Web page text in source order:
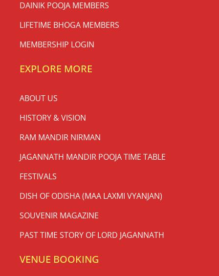
DAINIK POOJA MEMBERS
LIFETIME BHOGA MEMBERS
MEMBERSHIP LOGIN
EXPLORE MORE
ABOUT US
HISTORY & VISION
RAM MANDIR NIRMAN
JAGANNATH MANDIR POOJA TIME TABLE
FESTIVALS
DISH OF ODISHA (MAA LAXMI VYANJAN)
SOUVENIR MAGAZINE
PAST TIME STORY OF LORD JAGANNATH
VENUE BOOKING